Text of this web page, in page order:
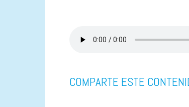
COMPARTE ESTE